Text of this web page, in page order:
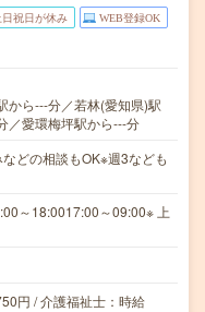
日祝日が休み WEB登録OK
から---分／若林(愛知県)駅
／愛環梅坪駅から---分
どの相談もOK※週3なども
～18:0017:00～09:00※ 上
円 / 介護福祉士：時給